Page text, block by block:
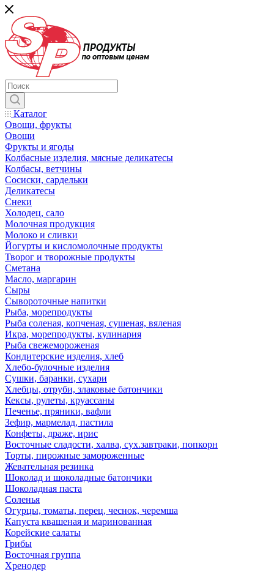
Каталог
Овощи, фрукты
Овощи
Фрукты и ягоды
Колбасные изделия, мясные деликатесы
Колбасы, ветчины
Сосиски, сардельки
Деликатесы
Снеки
Холодец, сало
Молочная продукция
Молоко и сливки
Йогурты и кисломолочные продукты
Творог и творожные продукты
Сметана
Масло, маргарин
Сыры
Сывороточные напитки
Рыба, морепродукты
Рыба соленая, копченая, сушеная, вяленая
Икра, морепродукты, кулинария
Рыба свежемороженая
Кондитерские изделия, хлеб
Хлебо-булочные изделия
Сушки, баранки, сухари
Хлебцы, отруби, злаковые батончики
Кексы, рулеты, круассаны
Печенье, пряники, вафли
Зефир, мармелад, пастила
Конфеты, драже, ирис
Восточные сладости, халва, сух.завтраки, попкорн
Торты, пирожные замороженные
Жевательная резинка
Шоколад и шоколадные батончики
Шоколадная паста
Соленья
Огурцы, томаты, перец, чеснок, черемша
Капуста квашеная и маринованная
Корейские салаты
Грибы
Восточная группа
Хренодер